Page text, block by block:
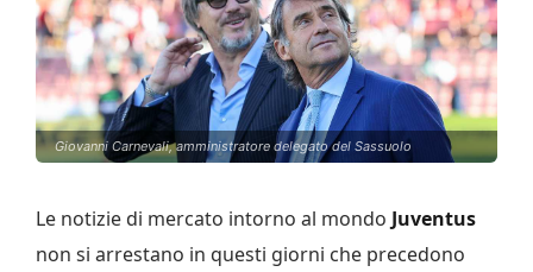
Giovanni Carnevali, amministratore delegato del Sassuolo
Le notizie di mercato intorno al mondo Juventus
non si arrestano in questi giorni che precedono